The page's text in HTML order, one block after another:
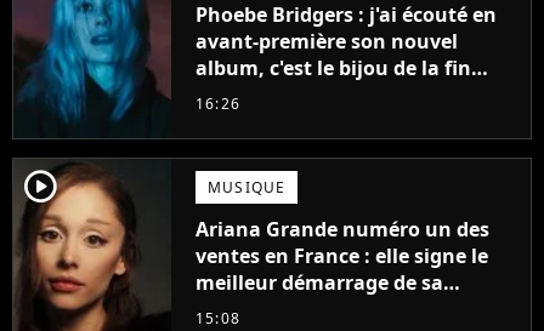
Phoebe Bridgers : j'ai écouté en
avant-première son nouvel
album, c'est le bijou de la fin
d'été
16:26
player2 MUSIQUE
Ariana Grande numéro un des
ventes en France : elle signe le
meilleur démarrage de sa
carrière avec son album Petal
15:08